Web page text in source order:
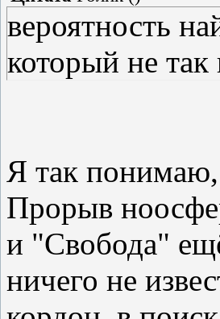
вероятность
который не
Я так
Прорыв
и "Свобода"
ничего не